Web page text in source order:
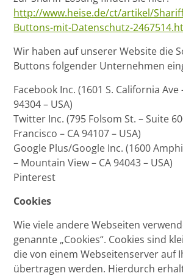
http://www.heise.de/ct/artikel/
Buttons-mit-Datenschutz-
Wir haben auf unserer Website die
Buttons folgender Unternehmen
Facebook Inc. (1601 S. California Ave
94304 – USA)
Twitter Inc. (795 Folsom St. – Suite
Francisco – CA 94107 – USA)
Google Plus/Google Inc. (1600
– Mountain View – CA 94043 – USA)
Pinterest
Cookies
Wie viele andere Webseiten
genannte „Cookies“. Cookies sind
die von einem Webseitenserver auf
übertragen werden. Hierdurch